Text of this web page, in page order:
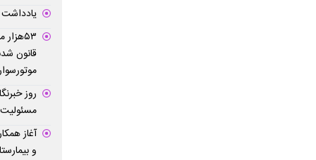
یادداشت
روز
آغاز
و